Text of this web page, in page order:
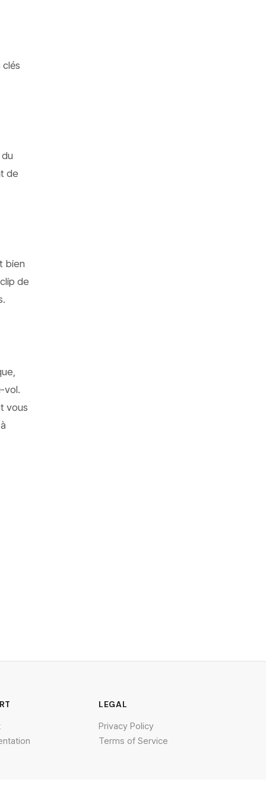
clés
de
bien
de
vol.
vous
LEGAL
Privacy Policy
Terms of Service